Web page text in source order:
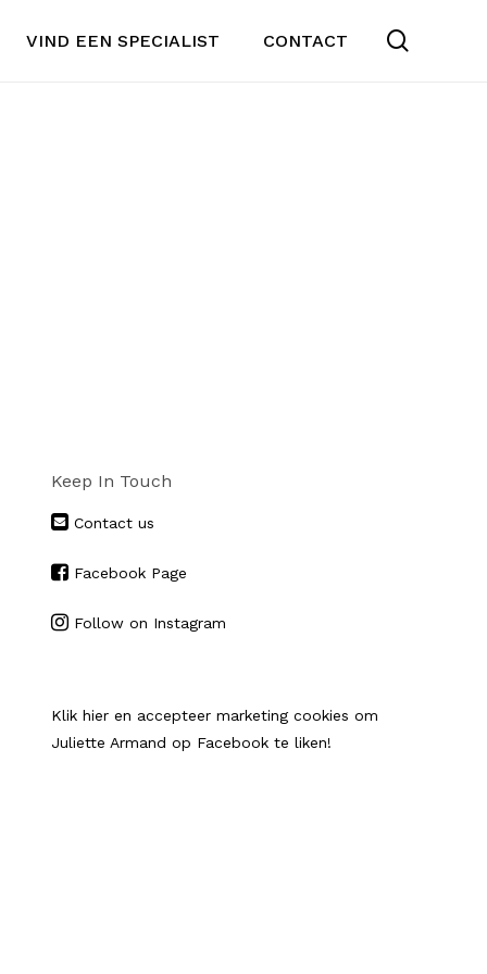
VIND EEN SPECIALIST CONTACT
Keep In Touch
Contact us
Facebook Page
Follow on Instagram
Klik hier en accepteer marketing cookies om
Juliette Armand op Facebook te liken!